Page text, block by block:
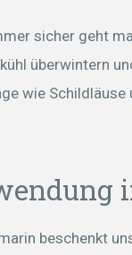
sicher geht
überwintern
wie Schildläuse
beschenkt